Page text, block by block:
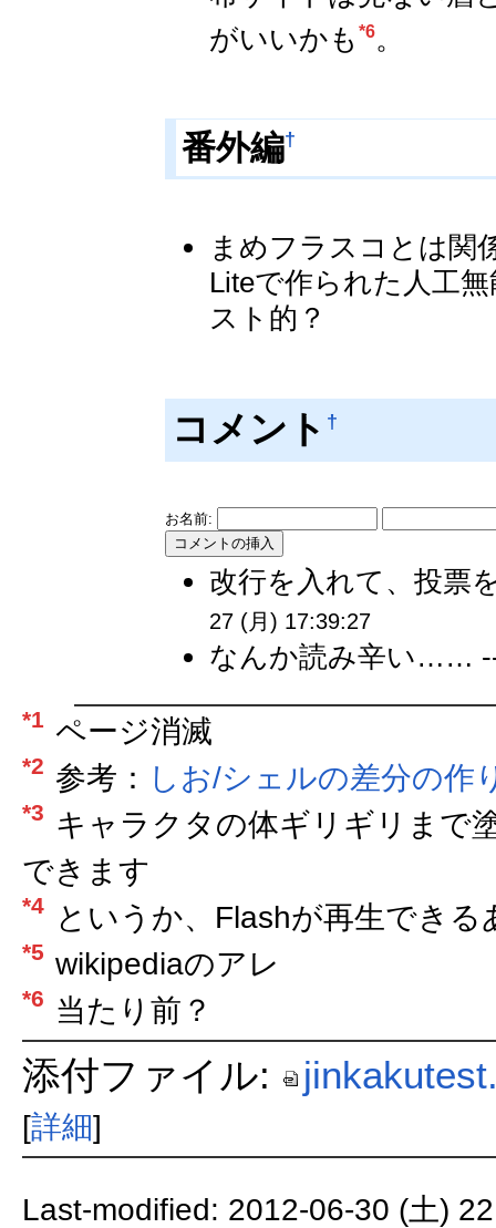
がいいかも*6。
番外編†
まめフラスコとは関
Liteで作られた人工
スト的？
コメント †
お名前:
改行を入れて、投票
27 (月) 17:39:27
なんか読み辛い……
*1 ページ消滅
*2 参考： しお/シェルの差分の作
*3 キャラクタの体ギリギリまで
できます
*4 というか、Flashが再生できる
*5 wikipediaのアレ
*6 当たり前？
添付ファイル:
[詳細]
Last-modified: 2012-06-30 (土)